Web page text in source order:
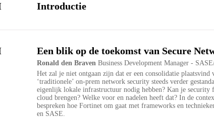
Introductie
Een blik op de toekomst van Secure
Ronald den Braven Business Development Manager -
Het zal je niet ontgaan zijn dat er een consolidatie plaatsvind
‘traditionele’ on-prem network security steeds verder
eigenlijk lokale infrastructuur nodig hebben? Kan je security
cloud brengen? Welke voor en nadelen heeft dat? In de
bespreken hoe Fortinet om gaat met frameworks en
en SASE.